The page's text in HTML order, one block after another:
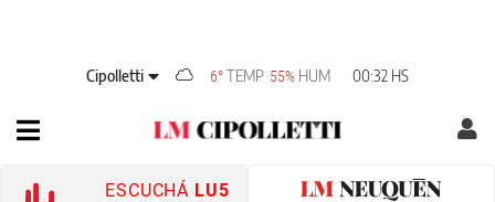
Cipolletti 6°TEMP 55% HUM 00:32 HS
ESCUCHÁ LU5